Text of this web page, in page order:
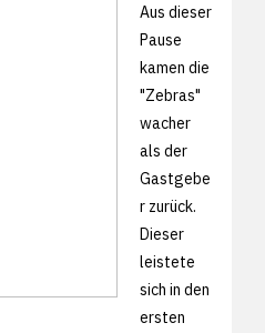
Aus dieser
Pause
kamen die
"Zebras"
wacher
als der
Gastgebe
r zurück.
Dieser
leistete
sich in den
ersten